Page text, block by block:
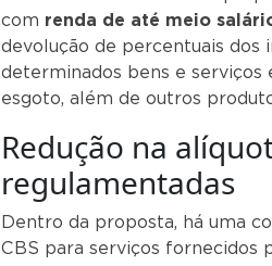
com renda de até meio
devolução de percentuais dos
determinados bens e serviços
esgoto, além de outros
Redução na
regulamentadas
Dentro da proposta, há uma
CBS para serviços fornecidos